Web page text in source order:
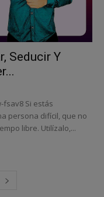
Seducir Y
fsav8 Si estás
persona difícil, que no
libre. Utilízalo,...